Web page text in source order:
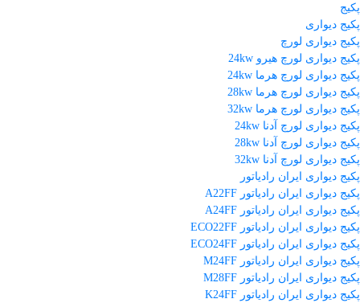
پکیج
پکیج دیواری
پکیج دیواری لورچ
پکیج دیواری لورچ هیرو 24kw
پکیج دیواری لورچ هرما 24kw
پکیج دیواری لورچ هرما 28kw
پکیج دیواری لورچ هرما 32kw
پکیج دیواری لورچ آدنا 24kw
پکیج دیواری لورچ آدنا 28kw
پکیج دیواری لورچ آدنا 32kw
پکیج دیواری ایران رادیاتور
پکیج دیواری ایران رادیاتور A22FF
پکیج دیواری ایران رادیاتور A24FF
پکیج دیواری ایران رادیاتور ECO22FF
پکیج دیواری ایران رادیاتور ECO24FF
پکیج دیواری ایران رادیاتور M24FF
پکیج دیواری ایران رادیاتور M28FF
پکیج دیواری ایران رادیاتور K24FF